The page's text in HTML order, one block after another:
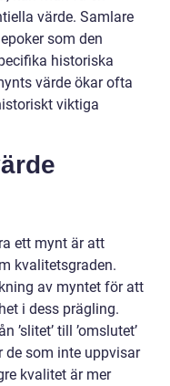
värde. Samlare
som den
historiska
värde ökar ofta
viktiga
ett mynt är att
kvalitetsgraden.
av myntet för att
i dess prägling.
’slitet’ till ’omslutet’
de som inte uppvisar
kvalitet är mer